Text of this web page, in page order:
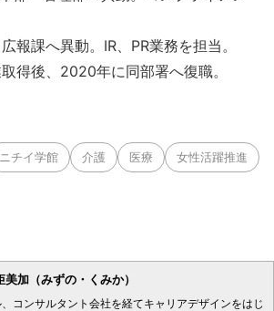
課へ異動。IR、PR業務を担当。
得後、2020年に同部署へ復職。
ニチイ学館 介護 医療 女性活躍推進
加（みずの・くみか）
コンサルタント会社を経てキャリアデザインをはじ